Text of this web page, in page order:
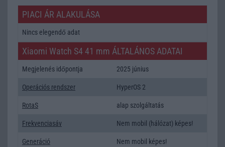
PIACI ÁR ALAKULÁSA
Nincs elegendő adat
Xiaomi Watch S4 41 mm ÁLTALÁNOS ADATAI
Megjelenés időpontja 2025 június
Operációs rendszer HyperOS 2
RotaS alap szolgáltatás
Frekvenciasáv Nem mobil (hálózat) képes!
Generáció Nem mobil képes!